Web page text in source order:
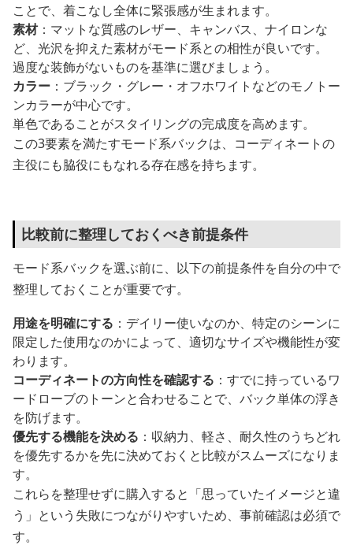
ことで、着こなし全体に緊張感が生まれます。
素材：マットな質感のレザー、キャンバス、ナイロンな
ど、光沢を抑えた素材がモード系との相性が良いです。
過度な装飾がないものを基準に選びましょう。
カラー ：ブラック・グレー・オフホワイトなどのモノトー
ンカラーが中心です。
単色であることがスタイリングの完成度を高めます。
この3要素を満たすモード系バックは、コーディネートの
主役にも脇役にもなれる存在感を持ちます。
比較前に整理しておくべき前提条件
モード系バックを選ぶ前に、以下の前提条件を自分の中で
整理しておくことが重要です。
用途を明確にする ：デイリー使いなのか、特定のシーンに
限定した使用なのかによって、適切なサイズや機能性が変
わります。
コーディネートの方向性を確認する ：すでに持っているワ
ードローブのトーンと合わせることで、バック単体の浮き
を防げます。
優先する機能を決める ：収納力、軽さ、耐久性のうちどれ
を優先するかを先に決めておくと比較がスムーズになりま
す。
これらを整理せずに購入すると「思っていたイメージと違
う」という失敗につながりやすいため、事前確認は必須で
す。